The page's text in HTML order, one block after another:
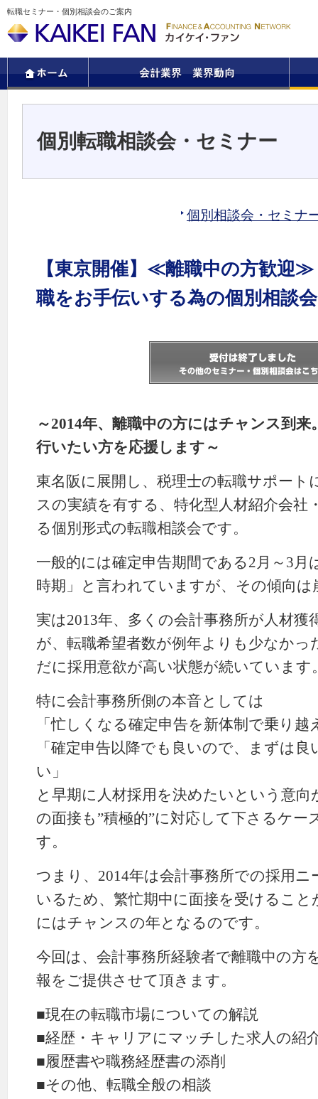
転職セミナー・個別相談会のご案内
個別転職相談会・セミナー
個別相談会・セミナ
【東京開催】≪離職中の方歓迎
職をお手伝いする為の個別相談会
～2014年、離職中の方にはチャンス到
行いたい方を応援します～
東名阪に展開し、税理士の転職サポート
スの実績を有する、特化型人材紹介会社
る個別形式の転職相談会です。
一般的には確定申告期間である2月～3月
時期」と言われていますが、その傾向
実は2013年、多くの会計事務所が人材獲
が、転職希望者数が例年よりも少なかっ
だに採用意欲が高い状態が続いています
特に会計事務所側の本音としては
「忙しくなる確定申告を新体制で乗り越
「確定申告以降でも良いので、まずは
い」
と早期に人材採用を決めたいという意
の面接も”積極的”に対応して下さるケー
す。
つまり、2014年は会計事務所での採用
いるため、繁忙期中に面接を受けること
にはチャンスの年となるのです。
今回は、会計事務所経験者で離職中の方
報をご提供させて頂きます。
■現在の転職市場についての解説
■経歴・キャリアにマッチした求人の紹
■履歴書や職務経歴書の添削
■その他、転職全般の相談